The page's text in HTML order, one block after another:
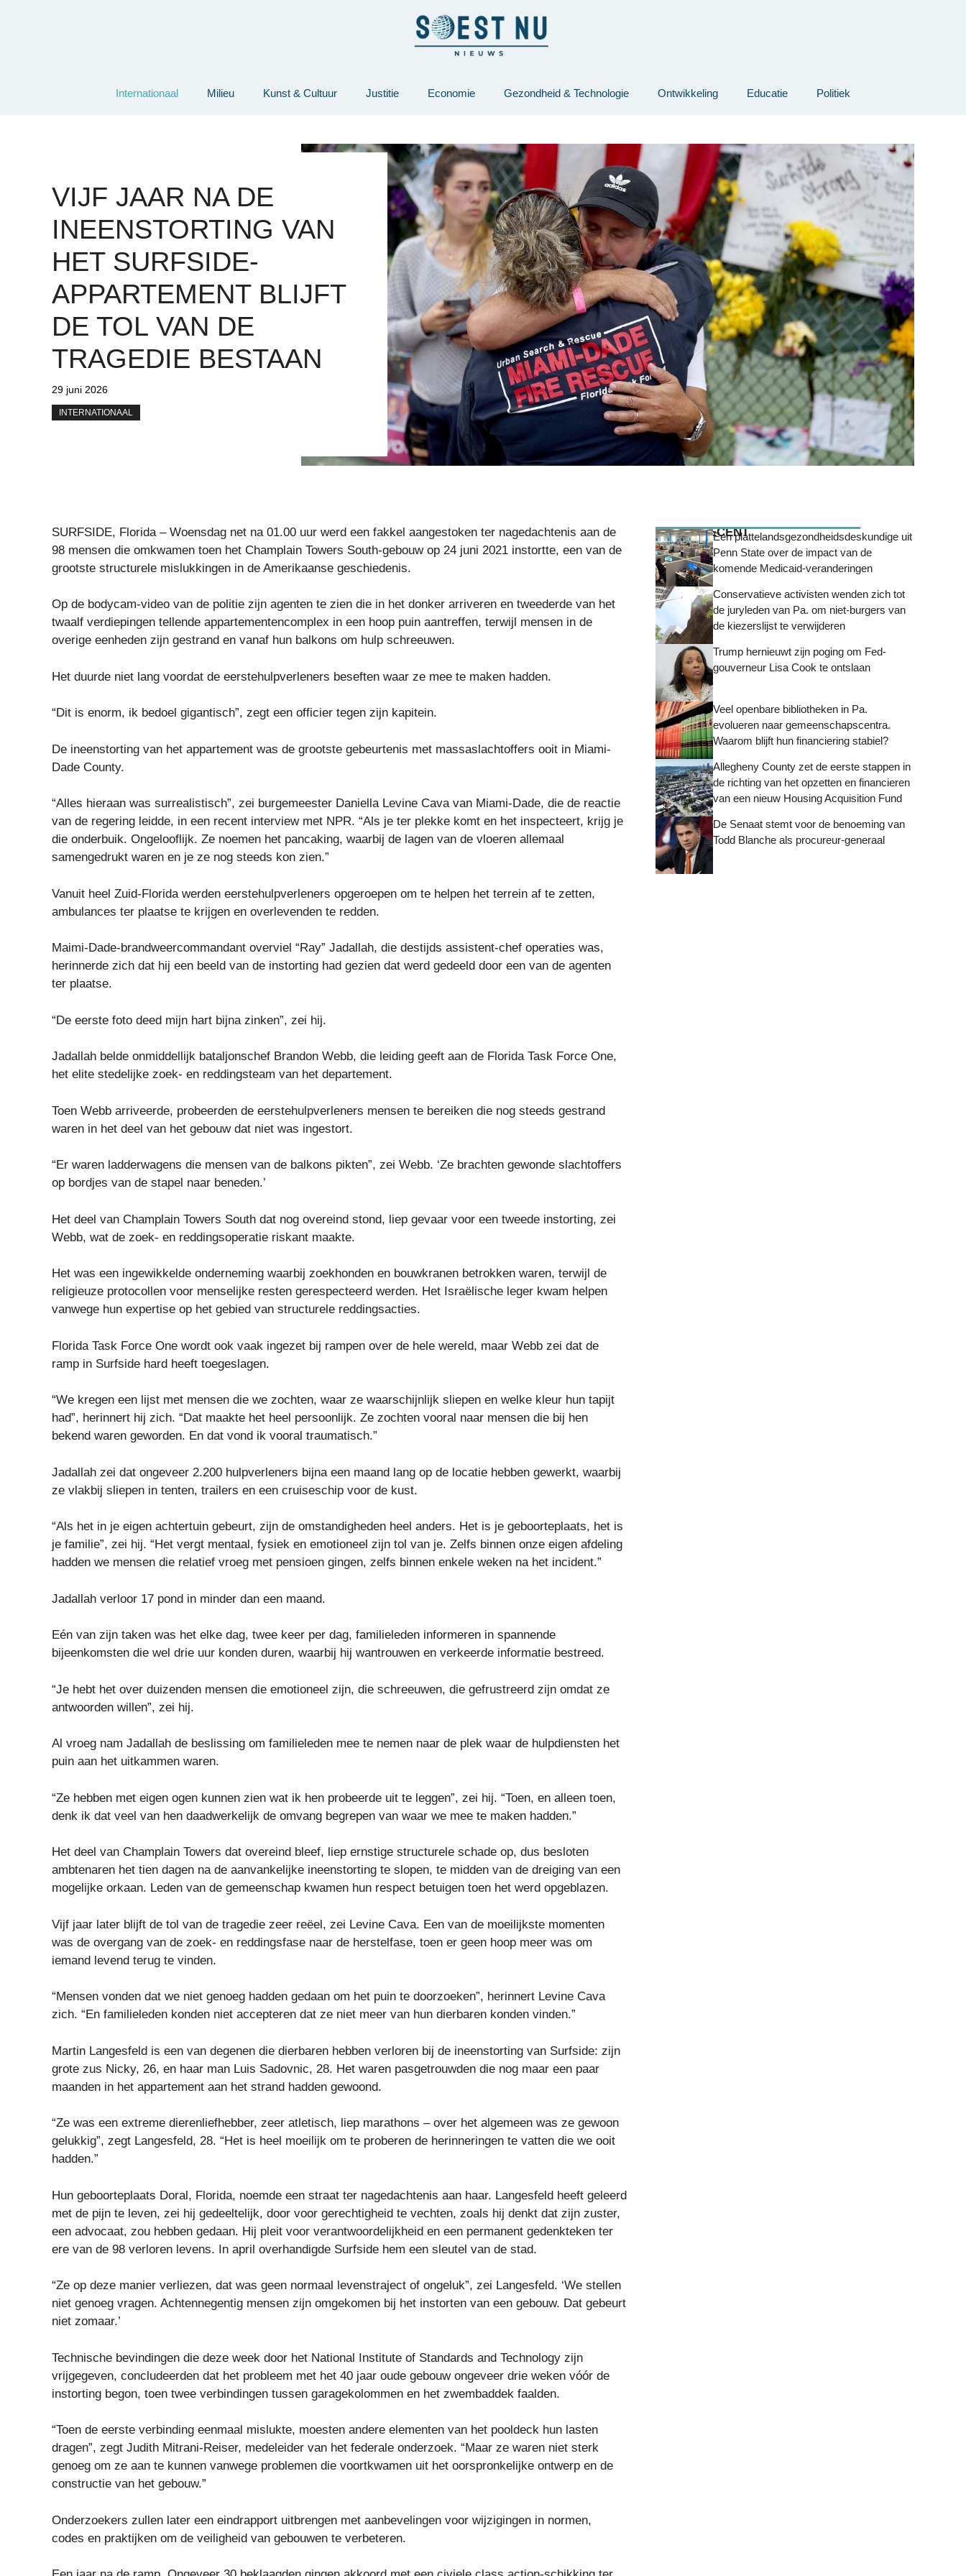
Internationaal Milieu Kunst & Cultuur Justitie Economie Gezondheid & Technologie Ontwikkeling Educatie Politiek
VIJF JAAR NA DE
INEENSTORTING VAN
HET SURFSIDE-
APPARTEMENT BLIJFT
DE TOL VAN DE
TRAGEDIE BESTAAN
29 juni 2026
INTERNATIONAAL
SURFSIDE, Florida – Woensdag net na 01.00 uur werd een fakkel aangestoken ter nagedachtenis aan de
98 mensen die omkwamen toen het Champlain Towers South-gebouw op 24 juni 2021 instortte, een van de
grootste structurele mislukkingen in de Amerikaanse geschiedenis.
Op de bodycam-video van de politie zijn agenten te zien die in het donker arriveren en tweederde van het
twaalf verdiepingen tellende appartementencomplex in een hoop puin aantreffen, terwijl mensen in de
overige eenheden zijn gestrand en vanaf hun balkons om hulp schreeuwen.
Het duurde niet lang voordat de eerstehulpverleners beseften waar ze mee te maken hadden.
“Dit is enorm, ik bedoel gigantisch”, zegt een officier tegen zijn kapitein.
De ineenstorting van het appartement was de grootste gebeurtenis met massaslachtoffers ooit in Miami-
Dade County.
“Alles hieraan was surrealistisch”, zei burgemeester Daniella Levine Cava van Miami-Dade, die de reactie
van de regering leidde, in een recent interview met NPR. “Als je ter plekke komt en het inspecteert, krijg je
die onderbuik. Ongelooflijk. Ze noemen het pancaking, waarbij de lagen van de vloeren allemaal
samengedrukt waren en je ze nog steeds kon zien.”
Vanuit heel Zuid-Florida werden eerstehulpverleners opgeroepen om te helpen het terrein af te zetten,
ambulances ter plaatse te krijgen en overlevenden te redden.
Maimi-Dade-brandweercommandant overviel “Ray” Jadallah, die destijds assistent-chef operaties was,
herinnerde zich dat hij een beeld van de instorting had gezien dat werd gedeeld door een van de agenten
ter plaatse.
“De eerste foto deed mijn hart bijna zinken”, zei hij.
Jadallah belde onmiddellijk bataljonschef Brandon Webb, die leiding geeft aan de Florida Task Force One,
het elite stedelijke zoek- en reddingsteam van het departement.
Toen Webb arriveerde, probeerden de eerstehulpverleners mensen te bereiken die nog steeds gestrand
waren in het deel van het gebouw dat niet was ingestort.
“Er waren ladderwagens die mensen van de balkons pikten”, zei Webb. ‘Ze brachten gewonde slachtoffers
op bordjes van de stapel naar beneden.’
Het deel van Champlain Towers South dat nog overeind stond, liep gevaar voor een tweede instorting, zei
Webb, wat de zoek- en reddingsoperatie riskant maakte.
Het was een ingewikkelde onderneming waarbij zoekhonden en bouwkranen betrokken waren, terwijl de
religieuze protocollen voor menselijke resten gerespecteerd werden. Het Israëlische leger kwam helpen
vanwege hun expertise op het gebied van structurele reddingsacties.
Florida Task Force One wordt ook vaak ingezet bij rampen over de hele wereld, maar Webb zei dat de
ramp in Surfside hard heeft toegeslagen.
“We kregen een lijst met mensen die we zochten, waar ze waarschijnlijk sliepen en welke kleur hun tapijt
had”, herinnert hij zich. “Dat maakte het heel persoonlijk. Ze zochten vooral naar mensen die bij hen
bekend waren geworden. En dat vond ik vooral traumatisch.”
Jadallah zei dat ongeveer 2.200 hulpverleners bijna een maand lang op de locatie hebben gewerkt, waarbij
ze vlakbij sliepen in tenten, trailers en een cruiseschip voor de kust.
“Als het in je eigen achtertuin gebeurt, zijn de omstandigheden heel anders. Het is je geboorteplaats, het is
je familie”, zei hij. “Het vergt mentaal, fysiek en emotioneel zijn tol van je. Zelfs binnen onze eigen afdeling
hadden we mensen die relatief vroeg met pensioen gingen, zelfs binnen enkele weken na het incident.”
Jadallah verloor 17 pond in minder dan een maand.
Eén van zijn taken was het elke dag, twee keer per dag, familieleden informeren in spannende
bijeenkomsten die wel drie uur konden duren, waarbij hij wantrouwen en verkeerde informatie bestreed.
“Je hebt het over duizenden mensen die emotioneel zijn, die schreeuwen, die gefrustreerd zijn omdat ze
antwoorden willen”, zei hij.
Al vroeg nam Jadallah de beslissing om familieleden mee te nemen naar de plek waar de hulpdiensten het
puin aan het uitkammen waren.
“Ze hebben met eigen ogen kunnen zien wat ik hen probeerde uit te leggen”, zei hij. “Toen, en alleen toen,
denk ik dat veel van hen daadwerkelijk de omvang begrepen van waar we mee te maken hadden.”
Het deel van Champlain Towers dat overeind bleef, liep ernstige structurele schade op, dus besloten
ambtenaren het tien dagen na de aanvankelijke ineenstorting te slopen, te midden van de dreiging van een
mogelijke orkaan. Leden van de gemeenschap kwamen hun respect betuigen toen het werd opgeblazen.
Vijf jaar later blijft de tol van de tragedie zeer reëel, zei Levine Cava. Een van de moeilijkste momenten
was de overgang van de zoek- en reddingsfase naar de herstelfase, toen er geen hoop meer was om
iemand levend terug te vinden.
“Mensen vonden dat we niet genoeg hadden gedaan om het puin te doorzoeken”, herinnert Levine Cava
zich. “En familieleden konden niet accepteren dat ze niet meer van hun dierbaren konden vinden.”
Martin Langesfeld is een van degenen die dierbaren hebben verloren bij de ineenstorting van Surfside: zijn
grote zus Nicky, 26, en haar man Luis Sadovnic, 28. Het waren pasgetrouwden die nog maar een paar
maanden in het appartement aan het strand hadden gewoond.
“Ze was een extreme dierenliefhebber, zeer atletisch, liep marathons – over het algemeen was ze gewoon
gelukkig”, zegt Langesfeld, 28. “Het is heel moeilijk om te proberen de herinneringen te vatten die we ooit
hadden.”
Hun geboorteplaats Doral, Florida, noemde een straat ter nagedachtenis aan haar. Langesfeld heeft geleerd
met de pijn te leven, zei hij gedeeltelijk, door voor gerechtigheid te vechten, zoals hij denkt dat zijn zuster,
een advocaat, zou hebben gedaan. Hij pleit voor verantwoordelijkheid en een permanent gedenkteken ter
ere van de 98 verloren levens. In april overhandigde Surfside hem een ​​sleutel van de stad.
“Ze op deze manier verliezen, dat was geen normaal levenstraject of ongeluk”, zei Langesfeld. ‘We stellen
niet genoeg vragen. Achtennegentig mensen zijn omgekomen bij het instorten van een gebouw. ​​Dat gebeurt
niet zomaar.’
Technische bevindingen die deze week door het National Institute of Standards and Technology zijn
vrijgegeven, concludeerden dat het probleem met het 40 jaar oude gebouw ongeveer drie weken vóór de
instorting begon, toen twee verbindingen tussen garagekolommen en het zwembaddek faalden.
“Toen de eerste verbinding eenmaal mislukte, moesten andere elementen van het pooldeck hun lasten
dragen”, zegt Judith Mitrani-Reiser, medeleider van het federale onderzoek. “Maar ze waren niet sterk
genoeg om ze aan te kunnen vanwege problemen die voortkwamen uit het oorspronkelijke ontwerp en de
constructie van het gebouw.”
Onderzoekers zullen later een eindrapport uitbrengen met aanbevelingen voor wijzigingen in normen,
codes en praktijken om de veiligheid van gebouwen te verbeteren.
MEEST RECENTEen plattelandsgezondheidsdeskundige uit
Penn State over de impact van de
komende Medicaid-veranderingen
Conservatieve activisten wenden zich tot
de juryleden van Pa. om niet-burgers van
de kiezerslijst te verwijderen
Trump hernieuwt zijn poging om Fed-
gouverneur Lisa Cook te ontslaan
Veel openbare bibliotheken in Pa.
evolueren naar gemeenschapscentra.
Waarom blijft hun financiering stabiel?
Allegheny County zet de eerste stappen in
de richting van het opzetten en financieren
van een nieuw Housing Acquisition Fund
De Senaat stemt voor de benoeming van
Todd Blanche als procureur-generaal